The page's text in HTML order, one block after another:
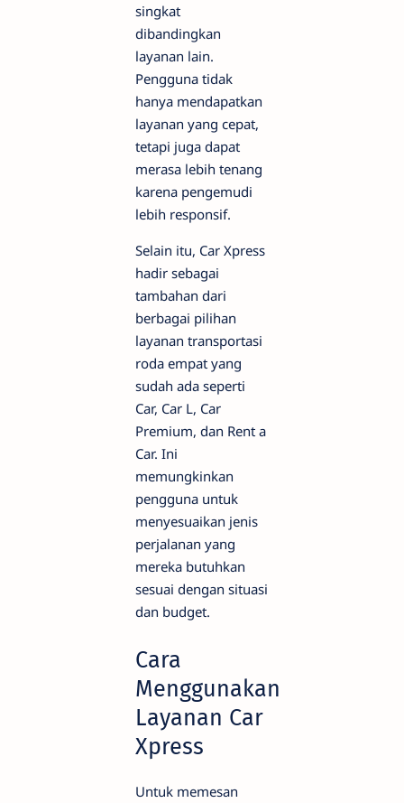
singkat
dibandingkan
layanan lain.
Pengguna tidak
hanya mendapatkan
layanan yang cepat,
tetapi juga dapat
merasa lebih tenang
karena pengemudi
lebih responsif.
Selain itu, Car Xpress
hadir sebagai
tambahan dari
berbagai pilihan
layanan transportasi
roda empat yang
sudah ada seperti
Car, Car L, Car
Premium, dan Rent a
Car. Ini
memungkinkan
pengguna untuk
menyesuaikan jenis
perjalanan yang
mereka butuhkan
sesuai dengan situasi
dan budget.
Cara
Menggunakan
Layanan Car
Xpress
Untuk memesan